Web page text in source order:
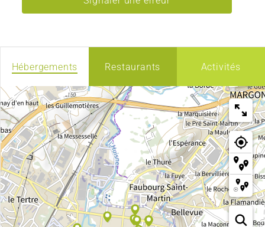
Hébergements Restaurants Activités